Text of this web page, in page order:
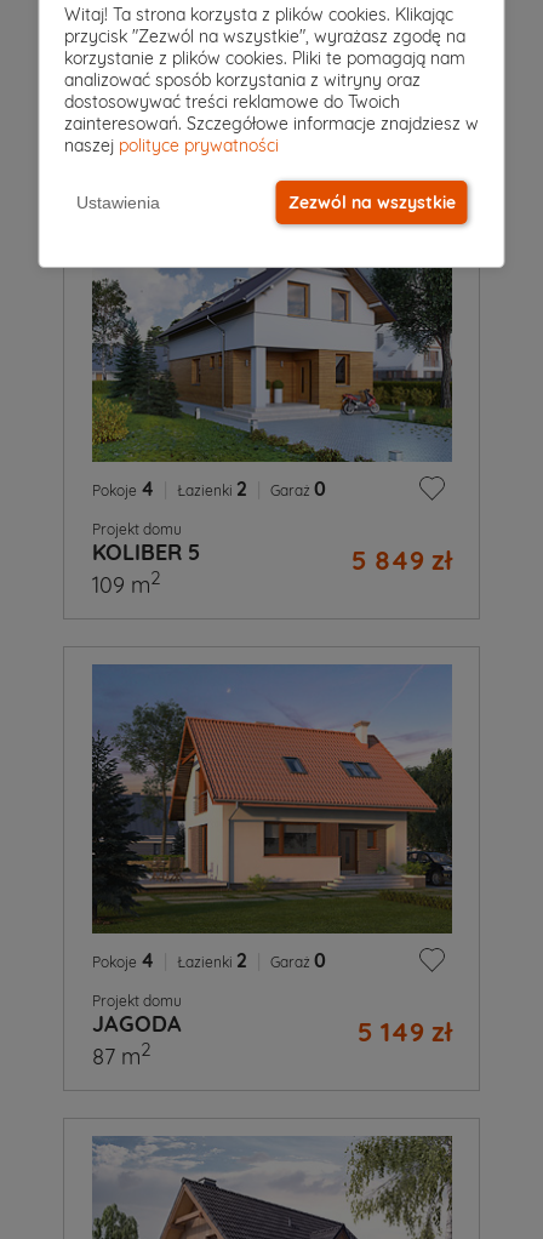
Pokoje4 | Łazienki2 | Garaż0
Projekt domu
SZYPER 11 5 149 zł
103 m2
Pokoje 4 Łazienki 2 Garaż 0
Projekt domu
KOLIBER 5 5 849 zł
109 m2
Pokoje 4 Łazienki 2 Garaż 0
Projekt domu
JAGODA 5 149 zł
87 m2
Witaj! Ta strona korzysta z plików cookies. Klikając
przycisk "Zezwól na wszystkie", wyrażasz zgodę na
korzystanie z plików cookies. Pliki te pomagają nam
analizować sposób korzystania z witryny oraz
dostosowywać treści reklamowe do Twoich
zainteresowań. Szczegółowe informacje znajdziesz w
naszej polityce prywatności
Ustawienia Zezwól na wszystkie